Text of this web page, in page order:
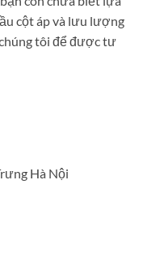
cột áp và lưu lượng
tôi để được tư
Hà Nội